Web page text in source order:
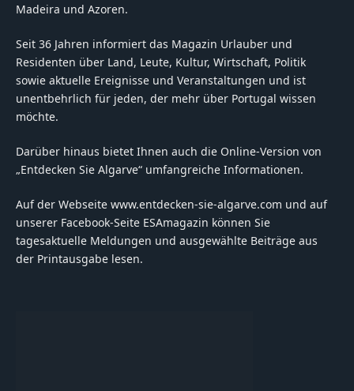
Madeira und Azoren.
Seit 36 Jahren informiert das Magazin Urlauber und
Residenten über Land, Leute, Kultur, Wirtschaft, Politik
sowie aktuelle Ereignisse und Veranstaltungen und ist
unentbehrlich für jeden, der mehr über Portugal wissen
möchte.
Darüber hinaus bietet Ihnen auch die Online-Version von
„Entdecken Sie Algarve“ umfangreiche Informationen.
Auf der Webseite www.entdecken-sie-algarve.com und auf
unserer Facebook-Seite ESAmagazin können Sie
tagesaktuelle Meldungen und ausgewählte Beiträge aus
der Printausgabe lesen.